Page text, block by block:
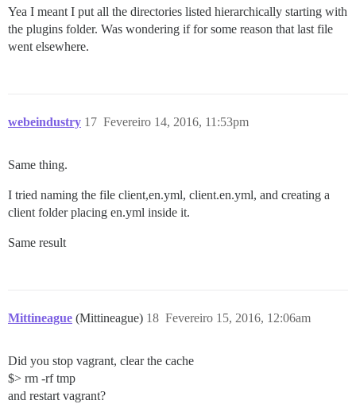
Yea I meant I put all the directories listed hierarchically starting with
the plugins folder. Was wondering if for some reason that last file
went elsewhere.
webeindustry Fevereiro 14, 2016, 11:53pm
17
Same thing.
I tried naming the file client,en.yml, client.en.yml, and creating a
client folder placing en.yml inside it.
Same result
Mittineague (Mittineague) Fevereiro 15, 2016, 12:06am
18
Did you stop vagrant, clear the cache
$> rm -rf tmp
and restart vagrant?